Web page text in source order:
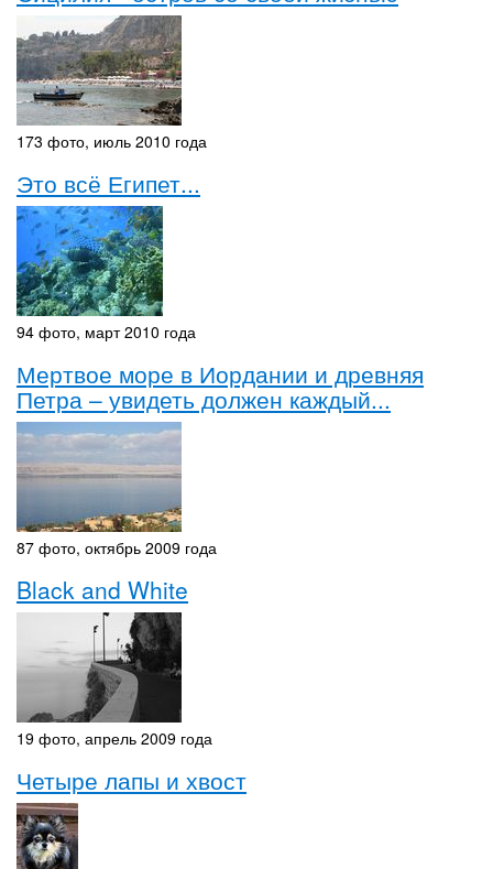
173 фото, июль 2010 года
Это всё Египет...
94 фото, март 2010 года
Мертвое море в Иордании и древняя
Петра – увидеть должен каждый...
87 фото, октябрь 2009 года
Black and White
19 фото, апрель 2009 года
Четыре лапы и хвост